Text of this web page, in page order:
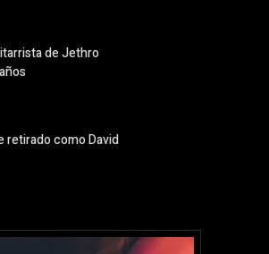
de Jethro
retirado como David